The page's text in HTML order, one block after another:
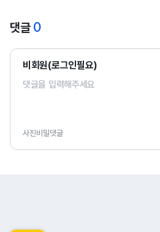
댓글 0
비회원(로그인필요)
사진비밀댓글